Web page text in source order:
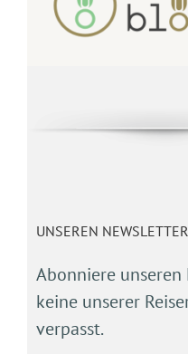
UNSEREN
Abonniere
keine unserer
verpasst.